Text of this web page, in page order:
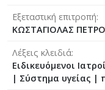
Εξεταστική επιτροπή
ΚΩΣΤΑΓΙΟΛΑΣ
Λέξεις κλειδιά
Ειδικευόμενοι
| Σύστημα υγείας |